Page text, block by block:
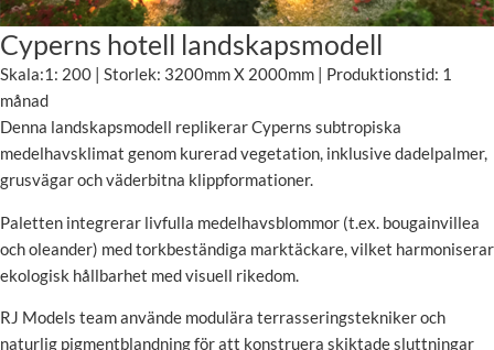
Cyperns hotell landskapsmodell
Skala:1: 200 | Storlek: 3200mm X 2000mm | Produktionstid: 1
månad
Denna landskapsmodell replikerar Cyperns subtropiska
medelhavsklimat genom kurerad vegetation, inklusive dadelpalmer,
grusvägar och väderbitna klippformationer.
Paletten integrerar livfulla medelhavsblommor (t.ex. bougainvillea
och oleander) med torkbeständiga marktäckare, vilket harmoniserar
ekologisk hållbarhet med visuell rikedom.
RJ Models team använde modulära terrasseringstekniker och
naturlig pigmentblandning för att konstruera skiktade sluttningar